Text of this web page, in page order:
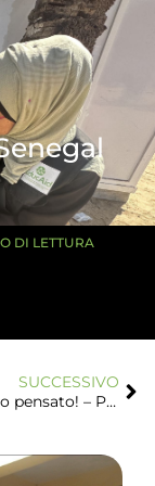
DI LETTURA
SUCCESSIVO
Non ci avevo pensato! – Philosophy for Children